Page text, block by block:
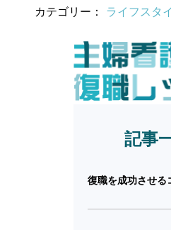
カテゴリー： ライフスタ
記事
復職を成功させる